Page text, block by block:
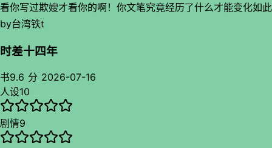
看你写过欺嫂才看你的啊！你文笔究竟经历了什么才能变化如此
之大和两个人写得一样，这本真是太不成熟了感觉是一个鬼点子
by台湾铁t
时差十四年
书9.6 分 2026-07-16
人设10
剧情9